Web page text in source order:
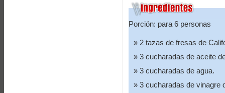
Porción: para 6 personas
2 tazas de fresas de
3 cucharadas de aceite
3 cucharadas de agua.
3 cucharadas de vinagre